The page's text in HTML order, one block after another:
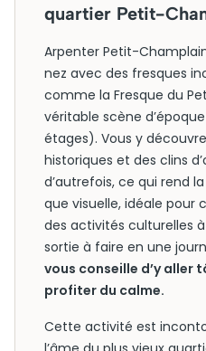
quartier Petit-
Arpenter Petit-
nez avec des fresques
comme la Fresque du
véritable scène
étages). Vous y
historiques et des clins
d’autrefois, ce qui rend
que visuelle, idéale pour
des activités culturelles
sortie à faire en une
vous conseille d’y aller
profiter du calme.
Cette activité est